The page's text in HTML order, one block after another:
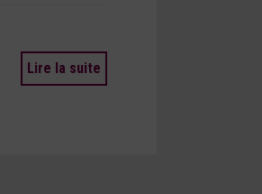
Lire la suite